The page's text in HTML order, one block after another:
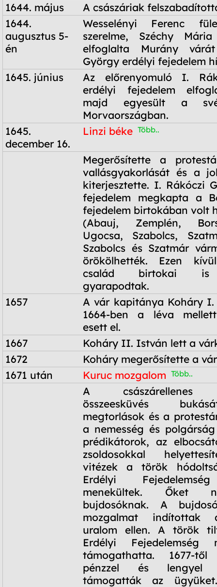
1644. május
A császáriak
1644.
augusztus 5-
én
Wesselényi Ferenc
szerelme, Széchy Mária
elfoglalta Murány
György erdélyi fejedelem
1645. június
Az előrenyomuló I.
erdélyi fejedelem
majd egyesült a
Morvaországban.
1645.
december 16.
Linzi béke Több..
Megerősítette a
vallásgyakorlását és a
kiterjesztette. I. Rákóczi
fejedelem megkapta a
fejedelem birtokában volt
(Abauj, Zemplén,
Ugocsa, Szabolcs,
Szabolcs és Szatmár
örökölhették. Ezen
család birtokai is
gyarapodtak.
1657
A vár kapitánya Koháry
1664-ben a léva
esett el.
1667
Koháry II. István lett a
1672
Koháry megerősítette a
1671 után
Kuruc mozgalom Több..
A császárellenes
összeesküvés
megtorlások és a
a nemesség és
prédikátorok, az
zsoldosokkal
vitézek a török
Erdélyi
menekültek. Őket
bujdosóknak. A
mozgalmat indítottak
uralom ellen. A török
Erdélyi Fejedelemség
támogathatta. 1677-
pénzzel és lengyel
támogatták az